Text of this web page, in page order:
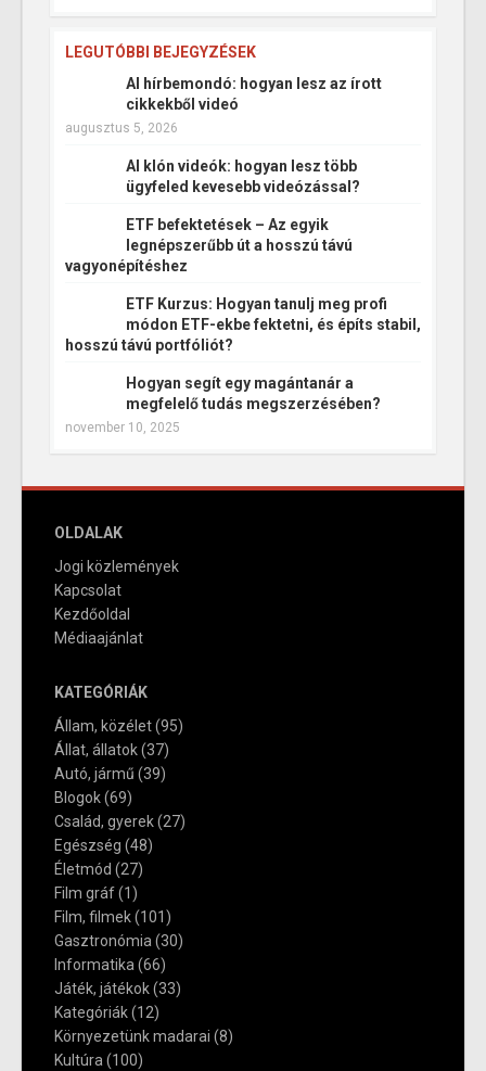
LEGUTÓBBI BEJEGYZÉSEK
AI hírbemondó: hogyan lesz az írott
cikkekből videó
augusztus 5, 2026
AI klón videók: hogyan lesz több
ügyfeled kevesebb videózással?
ETF befektetések – Az egyik
legnépszerűbb út a hosszú távú
vagyonépítéshez
ETF Kurzus: Hogyan tanulj meg profi
módon ETF-ekbe fektetni, és építs stabil,
hosszú távú portfóliót?
Hogyan segít egy magántanár a
megfelelő tudás megszerzésében?
november 10, 2025
OLDALAK
Jogi közlemények
Kapcsolat
Kezdőoldal
Médiaajánlat
KATEGÓRIÁK
Állam, közélet(95)
Állat, állatok(37)
Autó, jármű (39)
Blogok(69)
Család, gyerek(27)
Egészség (48)
Életmód (27)
Film gráf(1)
Film, filmek(101)
Gasztronómia(30)
Informatika(66)
Játék, játékok(33)
Kategóriák(12)
Környezetünk madarai (8)
Kultúra(100)